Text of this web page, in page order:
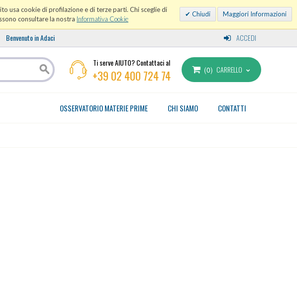
usa cookie di profilazione e di terze parti. Chi sceglie di
consultare la nostra Informativa Cookie
Chiudi Maggiori Informazioni
Benvenuto in Adaci ACCEDI
Ti serve AIUTO? Contattaci al
+39 02 400 724 74 0 CARRELLO
CONTATTI
CHI SIAMO
OSSERVATORIO MATERIE PRIME